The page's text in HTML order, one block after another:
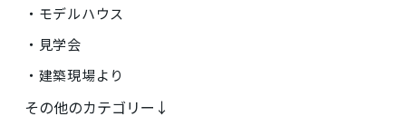
モデルハウス
見学会
建築現場より
その他のカテゴリー↓